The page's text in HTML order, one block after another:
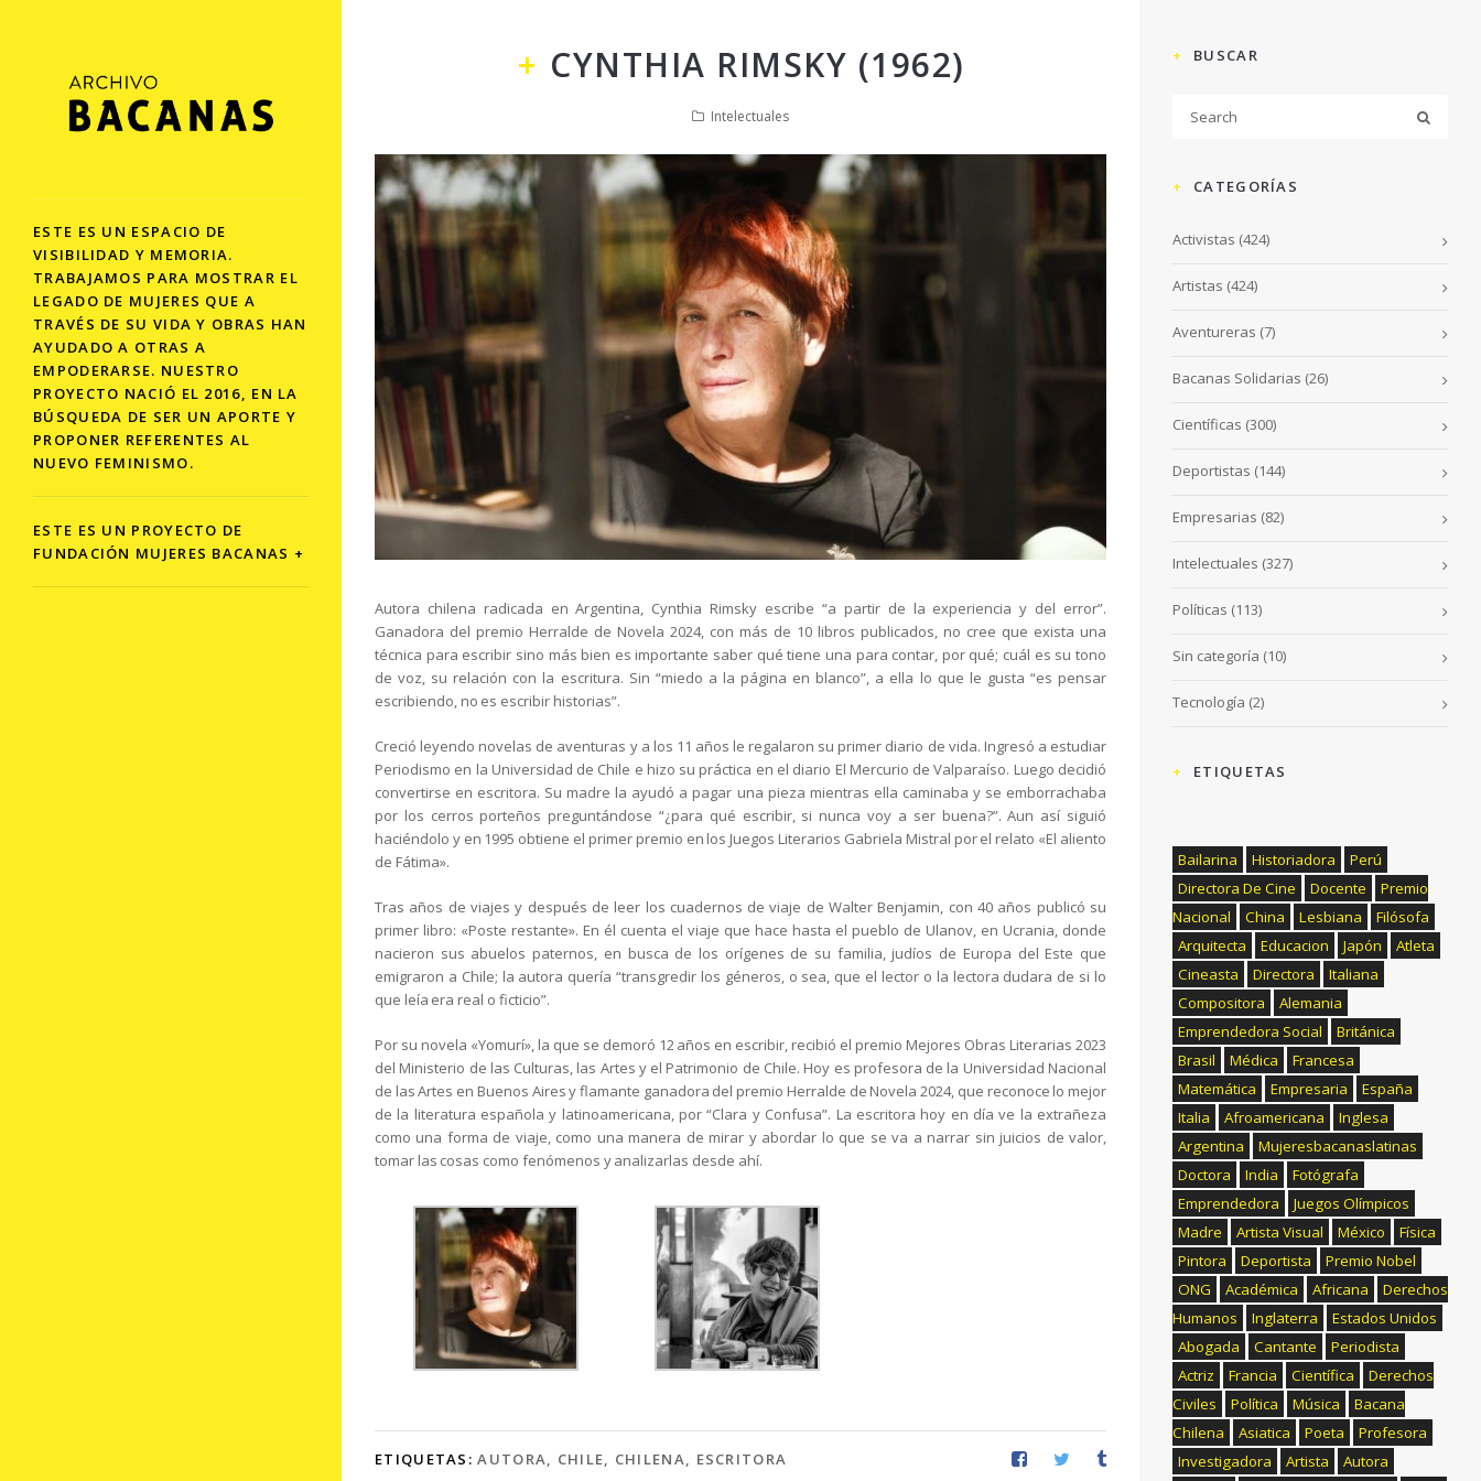
ESTE ES UN ESPACIO DE
VISIBILIDAD Y MEMORIA.
TRABAJAMOS PARA MOSTRAR EL
LEGADO DE MUJERES QUE A
TRAVÉS DE SU VIDA Y OBRAS HAN
AYUDADO A OTRAS A
EMPODERARSE. NUESTRO
PROYECTO NACIÓ EL 2016, EN LA
BÚSQUEDA DE SER UN APORTE Y
PROPONER REFERENTES AL
NUEVO FEMINISMO.
ESTE ES UN PROYECTO DE
FUNDACIÓN MUJERES BACANAS +
CYNTHIA RIMSKY (1962)
Intelectuales
Autora chilena radicada en Argentina, Cynthia Rimsky escribe “a partir de la experiencia y del error”.
Ganadora del premio Herralde de Novela 2024, con más de 10 libros publicados, no cree que exista una
técnica para escribir sino más bien es importante saber qué tiene una para contar, por qué; cuál es su tono
de voz, su relación con la escritura. Sin “miedo a la página en blanco”, a ella lo que le gusta “es pensar
escribiendo, no es escribir historias”.
Creció leyendo novelas de aventuras y a los 11 años le regalaron su primer diario de vida. Ingresó a estudiar
Periodismo en la Universidad de Chile e hizo su práctica en el diario El Mercurio de Valparaíso. Luego decidió
convertirse en escritora. Su madre la ayudó a pagar una pieza mientras ella caminaba y se emborrachaba
por los cerros porteños preguntándose “¿para qué escribir, si nunca voy a ser buena?”. Aun así siguió
haciéndolo y en 1995 obtiene el primer premio en los Juegos Literarios Gabriela Mistral por el relato «El aliento
de Fátima».
Tras años de viajes y después de leer los cuadernos de viaje de Walter Benjamin, con 40 años publicó su
primer libro: «Poste restante». En él cuenta el viaje que hace hasta el pueblo de Ulanov, en Ucrania, donde
nacieron sus abuelos paternos, en busca de los orígenes de su familia, judíos de Europa del Este que
emigraron a Chile; la autora quería “transgredir los géneros, o sea, que el lector o la lectora dudara de si lo
que leía era real o ficticio”.
Por su novela «Yomurí», la que se demoró 12 años en escribir, recibió el premio Mejores Obras Literarias 2023
del Ministerio de las Culturas, las Artes y el Patrimonio de Chile. Hoy es profesora de la Universidad Nacional
de las Artes en Buenos Aires y flamante ganadora del premio Herralde de Novela 2024, que reconoce lo mejor
de la literatura española y latinoamericana, por “Clara y Confusa”. La escritora hoy en día ve la extrañeza
como una forma de viaje, como una manera de mirar y abordar lo que se va a narrar sin juicios de valor,
tomar las cosas como fenómenos y analizarlas desde ahí.
ETIQUETAS:AUTORA, CHILE, CHILENA, ESCRITORA
BUSCAR
CATEGORÍAS
Activistas (424)
Artistas (424)
Aventureras (7)
Bacanas Solidarias (26)
Científicas (300)
Deportistas (144)
Empresarias (82)
Intelectuales (327)
Políticas (113)
Sin categoría (10)
Tecnología (2)
ETIQUETAS
Bailarina Historiadora
Perú
Directora De Cine
Docente
Premio
Nacional
China Lesbiana
Filósofa
Arquitecta
Educacion Japón
Atleta
Cineasta
Directora
Italiana
Compositora
Alemania
Emprendedora Social
Británica
Brasil
Médica
Francesa
Matemática
Empresaria
España
Italia
Afroamericana
Inglesa
Argentina
Mujeresbacanaslatinas
Doctora
India
Fotógrafa
Emprendedora
Juegos Olímpicos
Madre
Artista Visual México
Física
Pintora
Deportista
Premio Nobel
ONG
Académica Africana
Derechos
Humanos
Inglaterra
Estados Unidos
Abogada
Cantante
Periodista
Actriz
Francia Científica
Derechos
Civiles
Política Música
Bacana
Chilena
Asiatica Poeta
Profesora
Investigadora
Artista
Autora